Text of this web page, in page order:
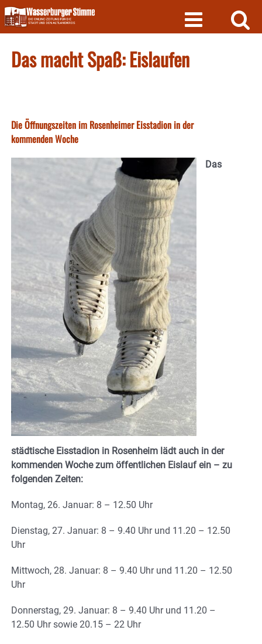
Skip
to
content
Das macht Spaß: Eislaufen
Die Öffnungszeiten im Rosenheimer Eisstadion in der
kommenden Woche
Das
städtische Eisstadion in Rosenheim lädt auch in der
kommenden Woche zum öffentlichen Eislauf ein – zu
folgenden Zeiten:
Montag, 26. Januar: 8 – 12.50 Uhr
Dienstag, 27. Januar: 8 – 9.40 Uhr und 11.20 – 12.50
Uhr
Mittwoch, 28. Januar: 8 – 9.40 Uhr und 11.20 – 12.50
Uhr
Donnerstag, 29. Januar: 8 – 9.40 Uhr und 11.20 –
12.50 Uhr sowie 20.15 – 22 Uhr